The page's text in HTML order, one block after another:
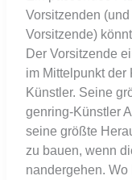
Vorsitzenden
Vorsitzende)
Der Vorsitzende
im Mittelpunkt der
Künstler. Seine
genring-Künstler
seine größte
zu bauen, wenn
nandergehen. Wo